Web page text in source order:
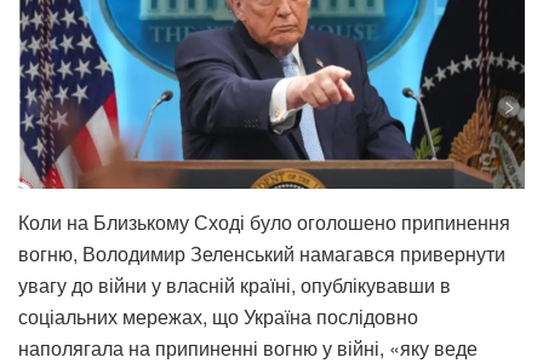
Коли на Близькому Сході було оголошено припинення
вогню, Володимир Зеленський намагався привернути
увагу до війни у ​​власній країні, опублікувавши в
соціальних мережах, що Україна послідовно
наполягала на припиненні вогню у війні, «яку веде